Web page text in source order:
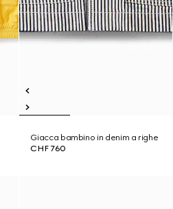
Giacca bambino in denim a righe
CHF 760